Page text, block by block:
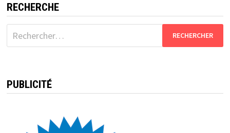
RECHERCHE
Rechercher :
PUBLICITÉ